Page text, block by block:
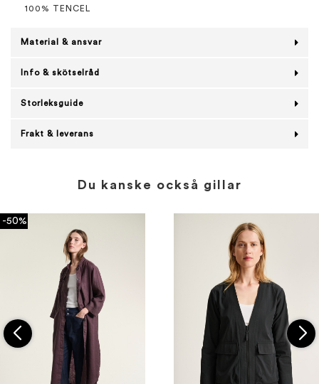
100% TENCEL
Material & ansvar
Info & skötselråd
Storleksguide
Frakt & leverans
Du kanske också gillar
-50%